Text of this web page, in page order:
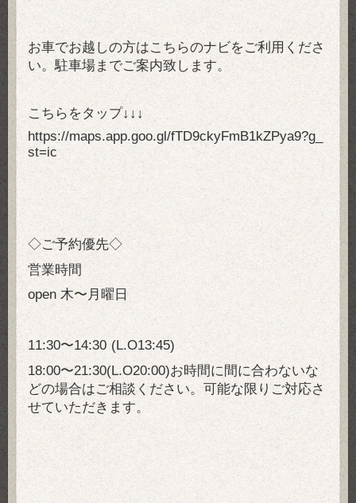
お車でお越しの方はこちらのナビをご利用くださ
い。駐車場までご案内致します。
こちらをタップ↓↓↓
https://maps.app.goo.gl/fTD9ckyFmB1kZPya9?g_
st=ic
◇ご予約優先◇
営業時間
open 木〜月曜 日
11:30〜14:30 (L.O13:45)
18:00〜21:30(L.O20:00)お時間に間に合わないな
どの場合はご相談ください。可能な限りご対応さ
せていただきます。